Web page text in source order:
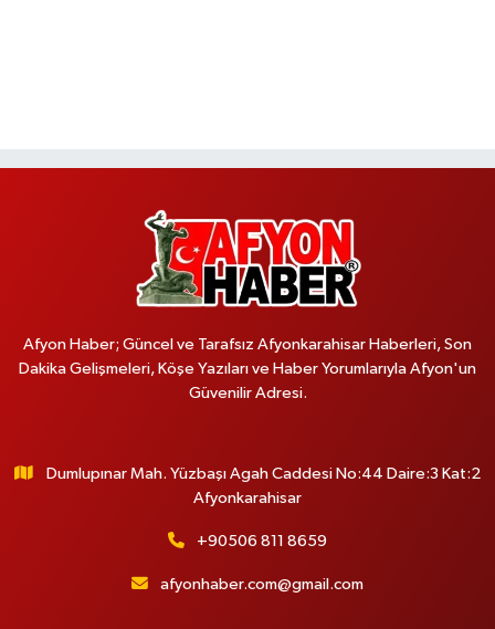
Afyon Haber; Güncel ve Tarafsız Afyonkarahisar Haberleri, Son
Dakika Gelişmeleri, Köşe Yazıları ve Haber Yorumlarıyla Afyon'un
Güvenilir Adresi.
Dumlupınar Mah. Yüzbaşı Agah Caddesi No:44 Daire:3 Kat:2
Afyonkarahisar
+90506 811 8659
afyonhaber.com@gmail.com